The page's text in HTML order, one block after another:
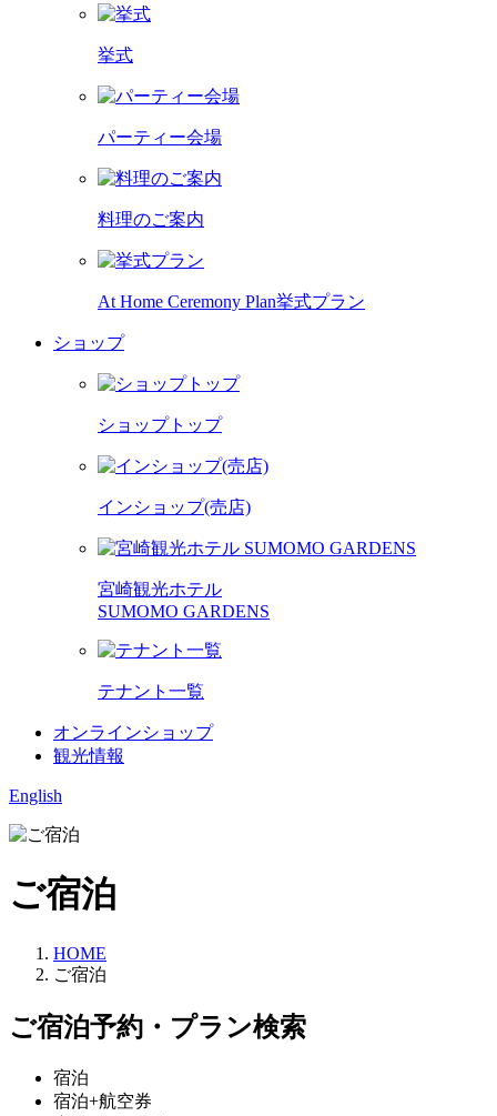
挙式
パーティー会場
料理のご案内
At Home Ceremony Plan挙式プラン
ショップ
ショップトップ
インショップ(売店)
宮崎観光ホテル
SUMOMO GARDENS
テナント一覧
オンラインショップ
観光情報
English
ご宿泊
HOME
ご宿泊
ご宿泊予約・プラン検索
宿泊
宿泊+航空券